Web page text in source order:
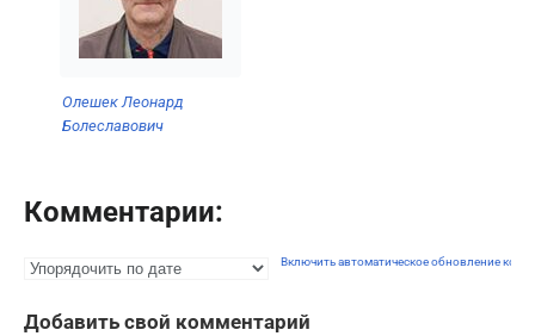
Олешек Леонард
Болеславович
Комментарии:
Включить автоматическое обновление
Добавить свой комментарий